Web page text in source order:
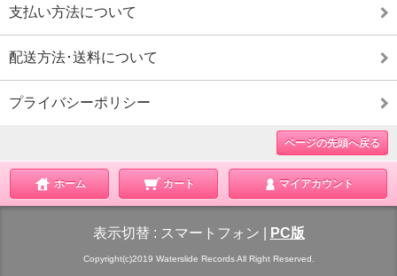
支払い方法について
配送方法･送料について
プライバシーポリシー
ページの先頭へ戻る
ホーム カート マイアカウント
表示切替 : スマートフォン PC版
Copyright(c)2019 Waterslide Records All Right Reserved.